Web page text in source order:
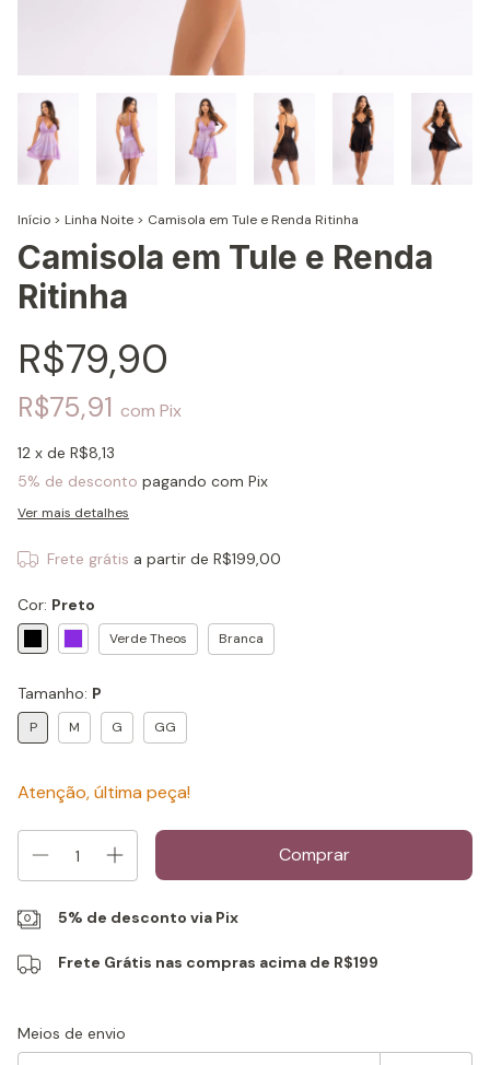
Início > Linha Noite > Camisola em Tule e Renda Ritinha
Camisola em Tule e Renda
Ritinha
R$79,90
R$75,91 com Pix
12 x de R$8,13
5% de desconto pagando com Pix
Ver mais detalhes
Frete grátis a partir de R$199,00
Cor: Preto
Verde Theos Branca
Tamanho: P
P M G GG
Atenção, última peça!
5% de desconto via Pix
Frete Grátis nas compras acima de R$199
Entregas para o CEP:
Meios de envio